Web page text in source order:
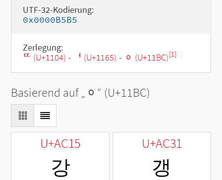
UTF-32-Kodierung:
0x0000B5B5
Zerlegung:
ᄄ (U+1104) - ᅥ (U+1165) - ᆼ (U+11BC)[1]
Basierend auf „ ᆼ “ (U+11BC)
U+AC15
강
U+AC31
갱